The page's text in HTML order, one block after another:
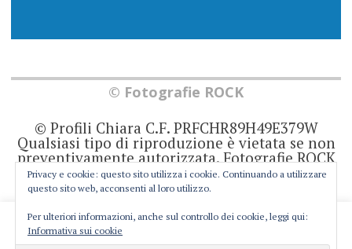
© Fotografie ROCK
© Profili Chiara C.F. PRFCHR89H49E379W
Qualsiasi tipo di riproduzione è vietata se non
preventivamente autorizzata. Fotografie ROCK
non rappresenta una testata giornalistica in
quanto viene aggiornato senza alcuna
prodotto editoriale ai sensi della legge 62 del
7/3/2001. Ogni autore è direttamente
This website uses cookies to improve your experience. We'll
assume you're ok with this, but you can opt-out if you wish.
Privacy e cookie: questo sito utilizza i cookie. Continuando a utilizzare
questo sito web, acconsenti al loro utilizzo.
Per ulteriori informazioni, anche sul controllo dei cookie, leggi qui:
Informativa sui cookie